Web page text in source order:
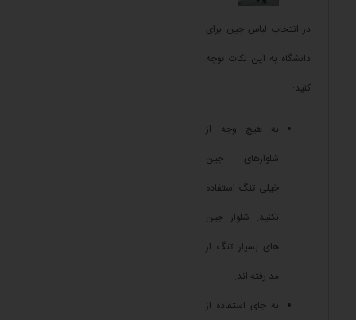
در انتخاب لباس جین برای
دانشگاه به این نکات توجه
کنید:
به هیچ وجه از
شلوارهای جین
خیلی تنگ استفاده
نکنید. شلوار جین
های بسیار تنگ از
مد رفته اند.
به جای استفاده از